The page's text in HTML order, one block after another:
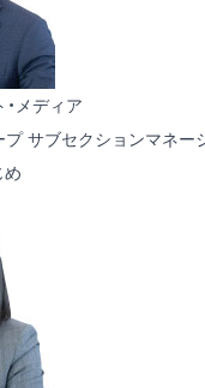
メディア
サブセクションマネー
め